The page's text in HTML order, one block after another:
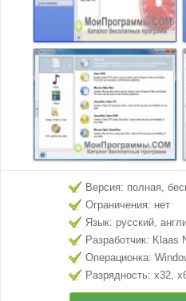
Версия: полная,
Ограничения: нет
Язык: русский,
Разработчик: Klaas
Операционка:
Разрядность: x32,